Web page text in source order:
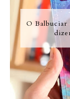
O Balbuciar